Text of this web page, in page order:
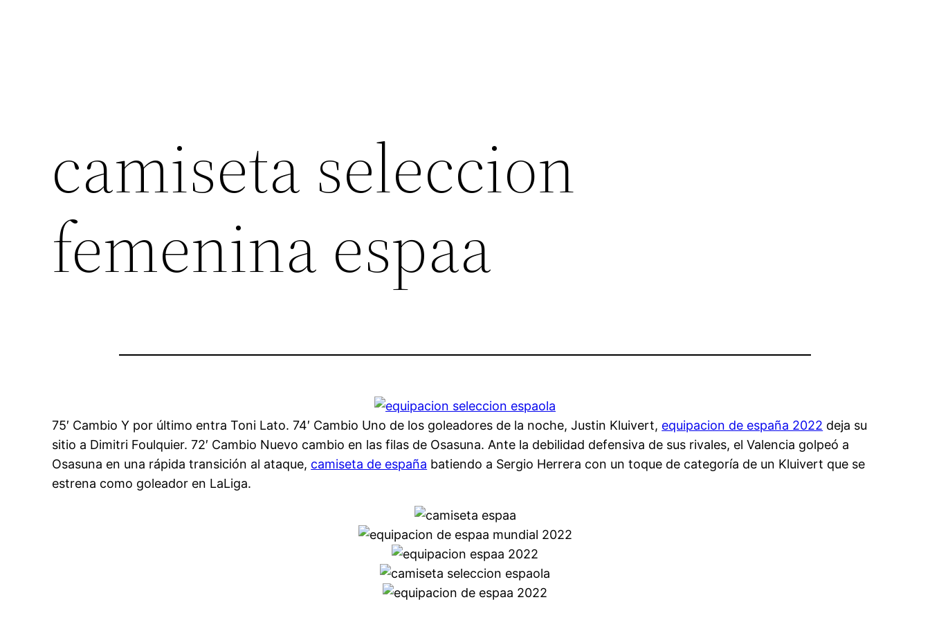
camiseta seleccion
femenina espaa
75′ Cambio Y por último entra Toni Lato. 74′ Cambio Uno de los goleadores de la noche, Justin Kluivert, equipacion de españa 2022 deja su
sitio a Dimitri Foulquier. 72′ Cambio Nuevo cambio en las filas de Osasuna. Ante la debilidad defensiva de sus rivales, el Valencia golpeó a
Osasuna en una rápida transición al ataque, camiseta de españa batiendo a Sergio Herrera con un toque de categoría de un Kluivert que se
estrena como goleador en LaLiga.